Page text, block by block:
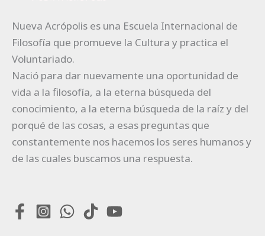
Nueva Acrópolis es una Escuela Internacional de
Filosofía que promueve la Cultura y practica el
Voluntariado.
Nació para dar nuevamente una oportunidad de
vida a la filosofía, a la eterna búsqueda del
conocimiento, a la eterna búsqueda de la raíz y del
porqué de las cosas, a esas preguntas que
constantemente nos hacemos los seres humanos y
de las cuales buscamos una respuesta.